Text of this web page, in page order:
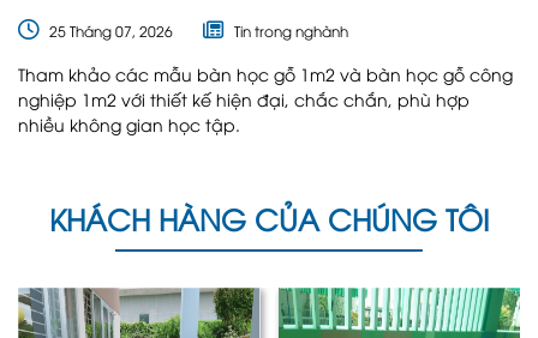
25 Tháng 07, 2026 Tin trong nghành
Tham khảo các mẫu bàn học gỗ 1m2 và bàn học gỗ công
nghiệp 1m2 với thiết kế hiện đại, chắc chắn, phù hợp
nhiều không gian học tập.
KHÁCH HÀNG CỦA CHÚNG TÔI